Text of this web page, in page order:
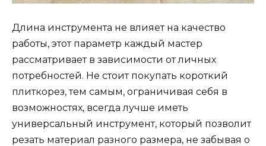
Длина инструмента не влияет на качество
работы, этот параметр каждый мастер
рассматривает в зависимости от личных
потребностей. Не стоит покупать короткий
плиткорез, тем самым, ограничивая себя в
возможностях, всегда лучше иметь
универсальный инструмент, который позволит
резать материал разного размера, не забывая о